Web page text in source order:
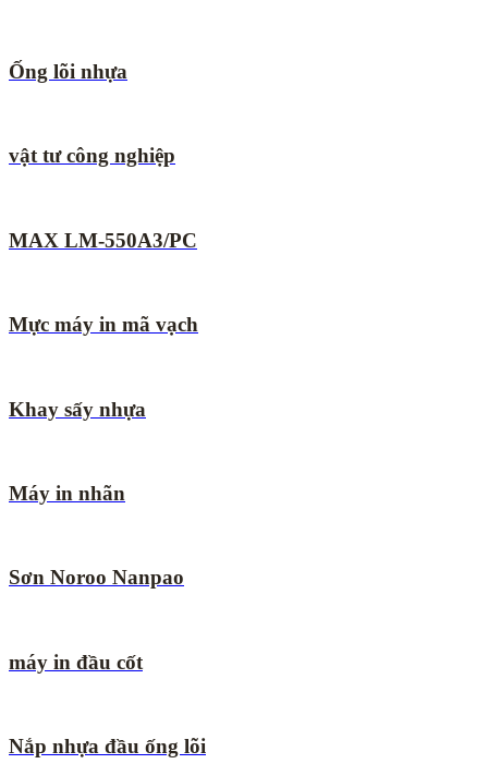
Ống lõi nhựa
vật tư công nghiệp
MAX LM-550A3/PC
Mực máy in mã vạch
Khay sấy nhựa
Máy in nhãn
Sơn Noroo Nanpao
máy in đầu cốt
Nắp nhựa đầu ống lõi